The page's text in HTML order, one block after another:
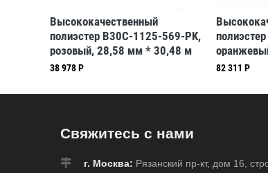
Высококачественный
полиэстер B30C-1125-569-PK,
розовый, 28,58 мм * 30,48 м
(BBP31/33/35/37)
38 978 Р
м
82 311 Р
Свяжитесь с нами
г. Москва: Рязанский пр-кт, дом 16,